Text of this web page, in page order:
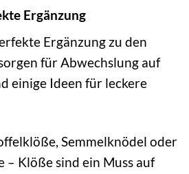
Ergänzung
Ergänzung zu den
für Abwechslung auf
einige Ideen für leckere
Semmelknödel oder
– Klöße sind ein Muss auf